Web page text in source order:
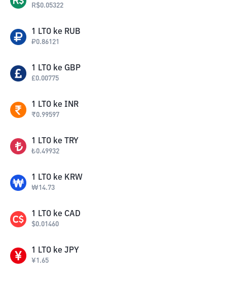
R$0.05322
1 LTO ke RUB
₽0.86121
1 LTO ke GBP
£0.00775
1 LTO ke INR
₹0.99597
1 LTO ke TRY
₺0.49932
1 LTO ke KRW
₩14.73
1 LTO ke CAD
$0.01460
1 LTO ke JPY
¥1.65